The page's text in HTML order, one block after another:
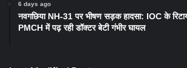
6 days ago
नवगछिया NH-31 पर भीषण सड़क हादसा: IOC के
PMCH में पढ़ रही डॉक्टर बेटी गंभीर घायल